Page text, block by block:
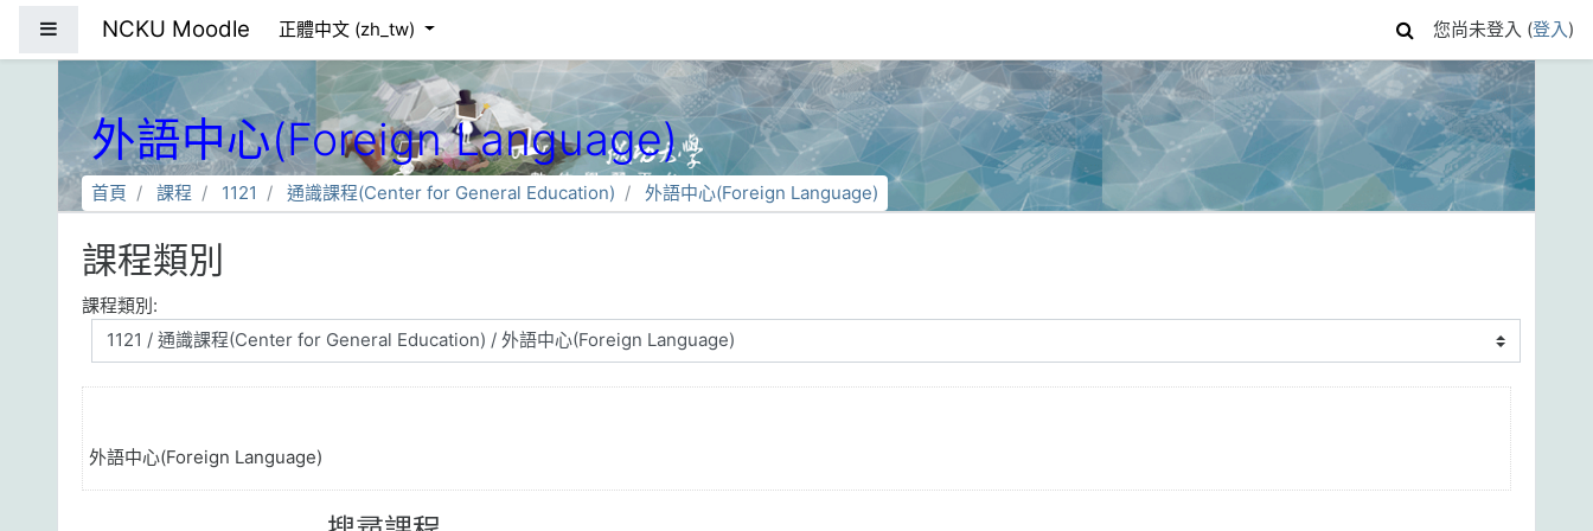
NCKU Moodle 正體中文 ‎(zh_tw)‎ 您尚未登入 (登入)
外語中心(Foreign Language)
首頁 課程 1121 通識課程(Center for General Education) 外語中心(Foreign Language)
課程類別
課程類別:
外語中心(Foreign Language)